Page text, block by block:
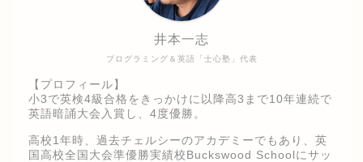
プログラミング＆英語「士心塾」代表
井本一志
【プロフィール】
小3で英検4級合格をきっかけに以降高3まで10年連続で
英語暗誦大会入賞し、4度優勝。
高校1年時、過去チェルシーのアカデミーでもあり、英
国高校全国大会準優勝実績校Buckswood Schoolにサッ